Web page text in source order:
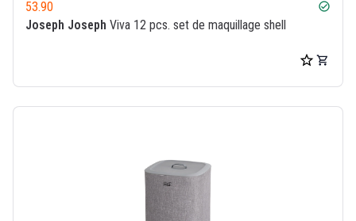
53.90 check_circle
Joseph Joseph Viva 12 pcs. set de maquillage shell